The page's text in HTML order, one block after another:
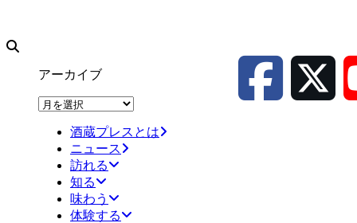
アーカイブ
ア
酒蔵プレスとは
ニュース
訪れる
知る
味わう
体験する